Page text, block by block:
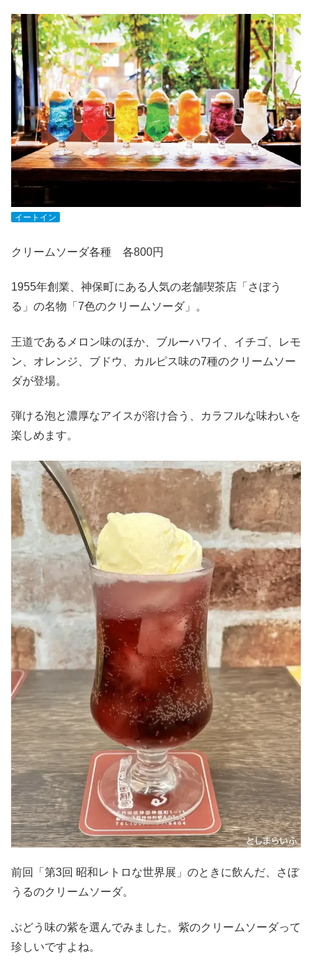
イートイン
クリームソーダ各種 各800円
1955年創業、神保町にある人気の老舗喫茶店「さぼう
る」の名物「7色のクリームソーダ」。
王道であるメロン味のほか、ブルーハワイ、イチゴ、レモ
ン、オレンジ、ブドウ、カルピス味の7種のクリームソー
ダが登場。
弾ける泡と濃厚なアイスが溶け合う、カラフルな味わいを
楽しめます。
前回「第3回 昭和レトロな世界展」のときに飲んだ、さぼ
うるのクリームソーダ。
ぶどう味の紫を選んでみました。紫のクリームソーダって
珍しいですよね。